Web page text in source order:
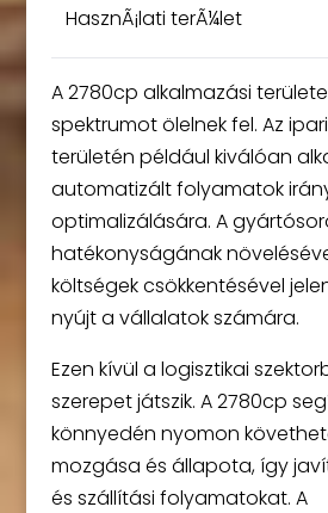
HasznÃ¡lati terÃ¼let
A 2780cp alkalmazási
spektrumot ölelnek fel. Az
területén például kiválóan
automatizált folyamatok
optimalizálására. A
hatékonyságának
költségek csökkentésével
nyújt a vállalatok számára.
Ezen kívül a logisztikai
szerepet játszik. A 2780cp
könnyedén nyomon
mozgása és állapota, így
és szállítási folyamatokat. A